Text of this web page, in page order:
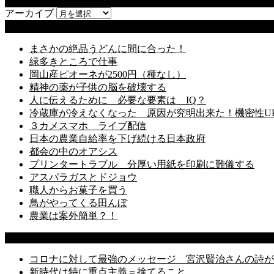
アーカイブ
まさかの絶品うどんに間に合った！
緑多きところで仕事
岡山産ピオーネが2500円（種なし）
精神の薬が子供の脳を破壊する
人に伝えるために 必要な要素は IQ？
冷蔵庫が冷えなくなった 原因が究明出来た！機密性
３カメスマホ ライブ配信
日本の農業自給率を下げ続ける日本政府
都会の中のオアシス
プリンタートラブル 分厚い用紙を印刷に難儀する
アスパラガスとドジョウ
職人からお菓子を買う
鳥がやってくる田んぼ
農業は案外簡単？！
コロナに対して最強のメッセージ 宮沢賢治さんの詩
新時代は特に重点主義＝捨てること